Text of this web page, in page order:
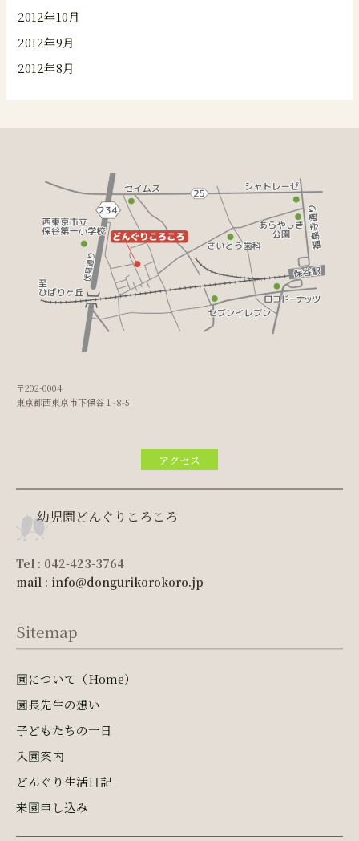
2012年10月
2012年9月
2012年8月
〒202-0004
東京都西東京市下保谷１-8-5
アクセス
幼児園どんぐりころころ
Tel : 042-423-3764
mail : info@dongurikorokoro.jp
Sitemap
園について（Home）
園長先生の想い
子どもたちの一日
入園案内
どんぐり生活日記
来園申し込み